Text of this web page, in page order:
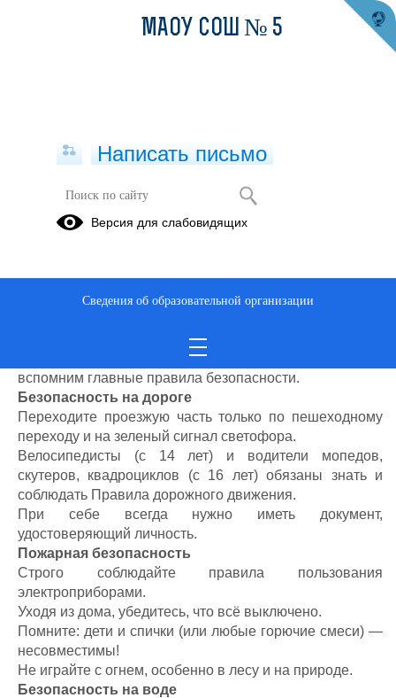
Инструктаж на каникулы
Милые дети, уважаемые родители (законные
представители)!
Это время для отдыха, игр и новых впечатлений.
Чтобы лето прошло без происшествий, давайте
вспомним главные правила безопасности.
Безопасность на дороге
Переходите проезжую часть только по пешеходному
переходу и на зеленый сигнал светофора.
Велосипедисты (с 14 лет) и водители мопедов,
скутеров, квадроциклов (с 16 лет) обязаны знать и
соблюдать Правила дорожного движения.
При себе всегда нужно иметь документ,
удостоверяющий личность.
Пожарная безопасность
Строго соблюдайте правила пользования
электроприборами.
Уходя из дома, убедитесь, что всё выключено.
Помните: дети и спички (или любые горючие смеси) —
несовместимы!
Не играйте с огнем, особенно в лесу и на природе.
Безопасность на воде
МАОУ СОШ № 5
Написать письмо
Версия для слабовидящих
Сведения об образовательной организации